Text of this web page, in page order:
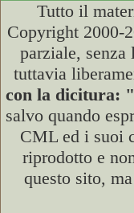
Tutto il
Copyright 2000-
parziale,
tuttavia
con la dicitura:
salvo quando
CML ed i suoi
riprodotto e
questo sito,